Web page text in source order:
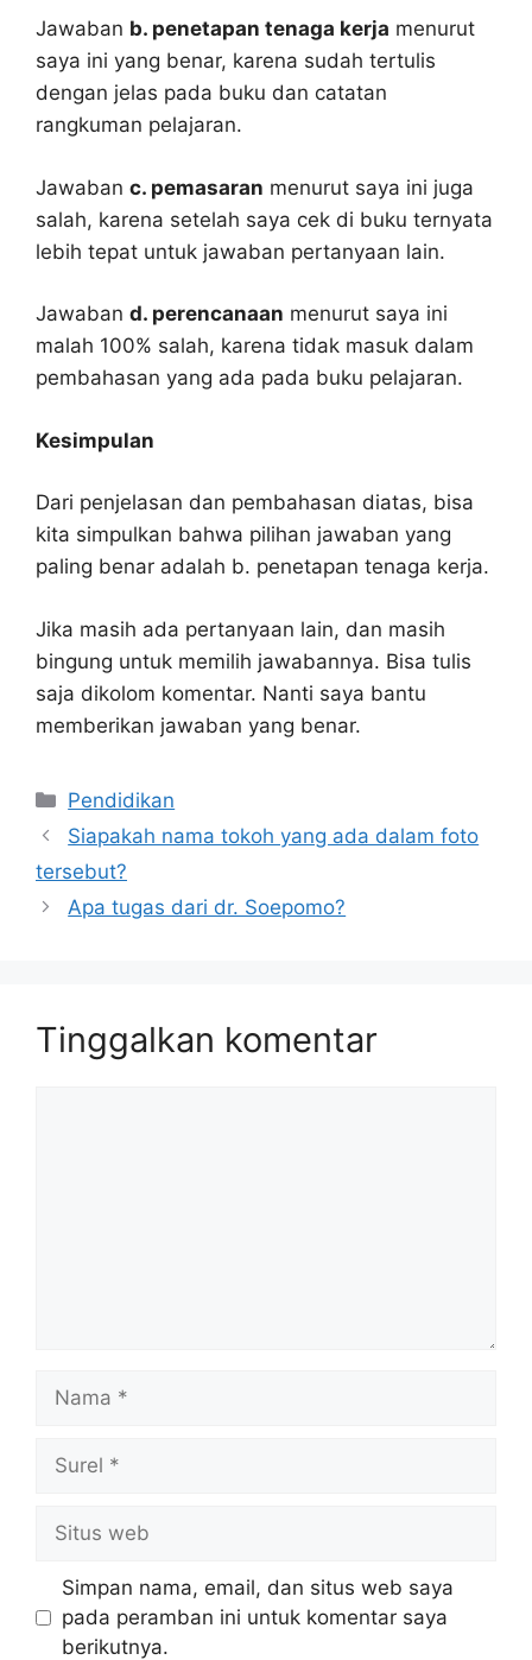
Jawaban b. penetapan tenaga kerja menurut
saya ini yang benar, karena sudah tertulis
dengan jelas pada buku dan catatan
rangkuman pelajaran.
Jawaban c. pemasaran menurut saya ini juga
salah, karena setelah saya cek di buku ternyata
lebih tepat untuk jawaban pertanyaan lain.
Jawaban d. perencanaan menurut saya ini
malah 100% salah, karena tidak masuk dalam
pembahasan yang ada pada buku pelajaran.
Kesimpulan
Dari penjelasan dan pembahasan diatas, bisa
kita simpulkan bahwa pilihan jawaban yang
paling benar adalah b. penetapan tenaga kerja.
Jika masih ada pertanyaan lain, dan masih
bingung untuk memilih jawabannya. Bisa tulis
saja dikolom komentar. Nanti saya bantu
memberikan jawaban yang benar.
Kategori
Pendidikan
Siapakah nama tokoh yang ada dalam foto
tersebut?
Apa tugas dari dr. Soepomo?
Tinggalkan komentar
web
Simpan nama, email, dan situs web saya
pada peramban ini untuk komentar saya
berikutnya.